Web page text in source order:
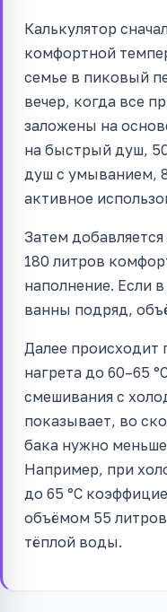
Калькулятор
комфортной
семье в пиковый
вечер, когда все
заложены на
на быстрый душ,
душ с умыванием,
активное
Затем
180 литров
наполнение. Если
ванны подряд,
Далее происходит
нагрета до 60–65
смешивания с
показывает, во
бака нужно
Например, при
до 65 °C
объёмом 55
тёплой воды.